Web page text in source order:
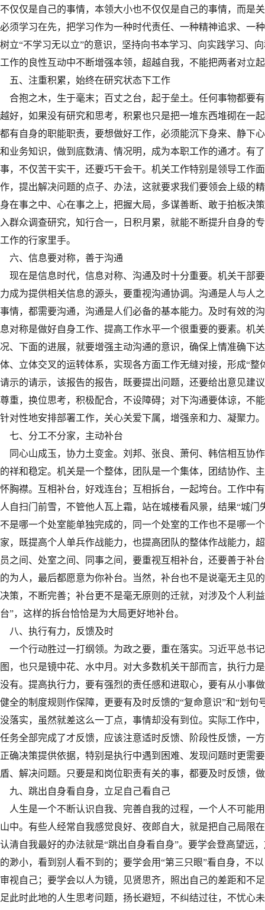
不仅仅是自己的事情，本领大小也不仅仅是自己的事情，而是
必须学习在先，把学习作为一种时代责任、一种精神追求、一
树立“不学习无以立”的意识，坚持向书本学习、向实践学习、
工作的良性互动中不断增强本领，超越自我，不能把两者对立
五、注重积累，始终在研究状态下工作
合抱之木，生于毫末；百丈之台，起于垒土。任何事物都要
越好，如果没有研究和思考，积累也只是把一堆东西堆砌在一
都有自身的职能职责，要想做好工作，必须能沉下身来、静下
和业务知识，做到底数清、情况明，成为本职工作的通才。有
事，不仅苦干实干，还要巧干会干。机关工作特别是领导工作
作，提出解决问题的点子、办法，这就要求我们要领会上级的
身在事之中、心在事之上，把握大局，多谋善断、敢于拍板决
入群众调查研究，知行合一，日积月累，就能不断提升自身的
工作的行家里手。
六、信息要对称，善于沟通
现在是信息时代，信息对称、沟通及时十分重要。机关干部
力成为提供相关信息的源头，要重视沟通协调。沟通是人与人
事情，都需要沟通，沟通是人们必备的基本能力。及时有效的
息对称是做好自身工作、提高工作水平一个很重要的要素。机
况、下面的进展，就要增强主动沟通的意识，确保上情准确下
体、立体交叉的运转体系，实现各方面工作无缝对接，形成“
请示的请示，该报告的报告，既要提出问题，还要给出意见建
尊重，换位思考，积极配合，不设障碍；对下沟通要体谅，不
针对性地安排部署工作，关心关爱下属，增强亲和力、凝聚力。
七、分工不分家，主动补台
同心山成玉，协力土变金。刘邦、张良、萧何、韩信相互协
的祥和稳定。机关是一个整体，团队是一个集体，团结协作、
怀胸襟。互相补台，好戏连台；互相拆台，一起垮台。工作中
人自扫门前雪，不管他人瓦上霜，站在城楼看风景，结果“城
不是哪一个处室能单独完成的，同一个处室的工作也不是哪一
家，既提高个人单兵作战能力，也提高团队的整体作战能力，
员之间、处室之间、同事之间，要重视互相补台，还要善于补
的为人，最后都愿意为你补台。当然，补台也不是说毫无主见
决策，不断完善；补台更不是毫无原则的迁就，对涉及个人利
台”，这样的拆台恰恰是为大局更好地补台。
八、执行有力，反馈及时
一个行动胜过一打纲领。为政之要，重在落实。习近平总书
图，也只是镜中花、水中月。对大多数机关干部而言，执行力
没有。提高执行力，要有强烈的责任感和进取心，要有从小事
健全的制度规则作保障，更要有及时反馈的“复命意识”和“划
没落实，虽然就差这么一丁点，事情却没有到位。实际工作中
任务全部完成了才反馈，应该注意适时反馈、阶段性反馈，一
正确决策提供依据，特别是执行中遇到困难、发现问题时更需
盾、解决问题。只要是和岗位职责有关的事，都要及时反馈，
九、跳出自身看自身，立足自己看自己
人生是一个不断认识自我、完善自我的过程，一个人不可能
山中。有些人经常自我感觉良好、夜郎自大，就是把自己局限
认清自我最好的办法就是“跳出自身看自身”。要学会登高望远
的渺小，看到别人看不到的；要学会用“第三只眼”看自身，不
审视自己；要学会以人为镜，见贤思齐，照出自己的差距和不
足此时此地的人生思考问题，扬长避短，不纠结过往，不忧心